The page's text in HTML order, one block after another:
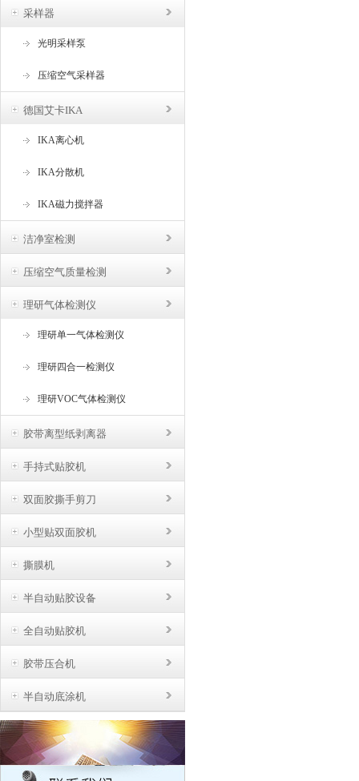
采样器
光明采样泵
压缩空气采样器
德国艾卡IKA
IKA离心机
IKA分散机
IKA磁力搅拌器
洁净室检测
压缩空气质量检测
理研气体检测仪
理研单一气体检测仪
理研四合一检测仪
理研VOC气体检测仪
胶带离型纸剥离器
手持式贴胶机
双面胶撕手剪刀
小型贴双面胶机
撕膜机
半自动贴胶设备
全自动贴胶机
胶带压合机
半自动底涂机